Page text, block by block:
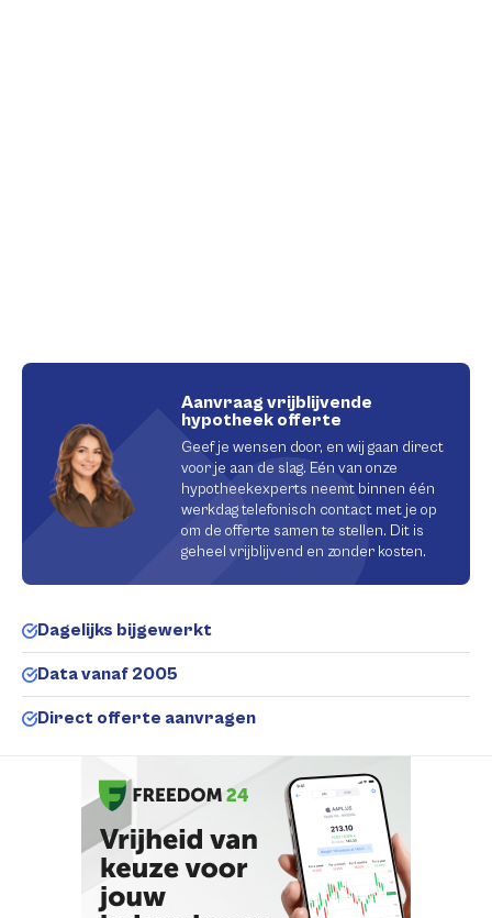
Aanvraag vrijblijvende
hypotheek offerte
Geef je wensen door, en wij gaan direct
voor je aan de slag. Eén van onze
hypotheekexperts neemt binnen één
werkdag telefonisch contact met je op
om de offerte samen te stellen. Dit is
geheel vrijblijvend en zonder kosten.
Dagelijks bijgewerkt
Data vanaf 2005
Direct offerte aanvragen